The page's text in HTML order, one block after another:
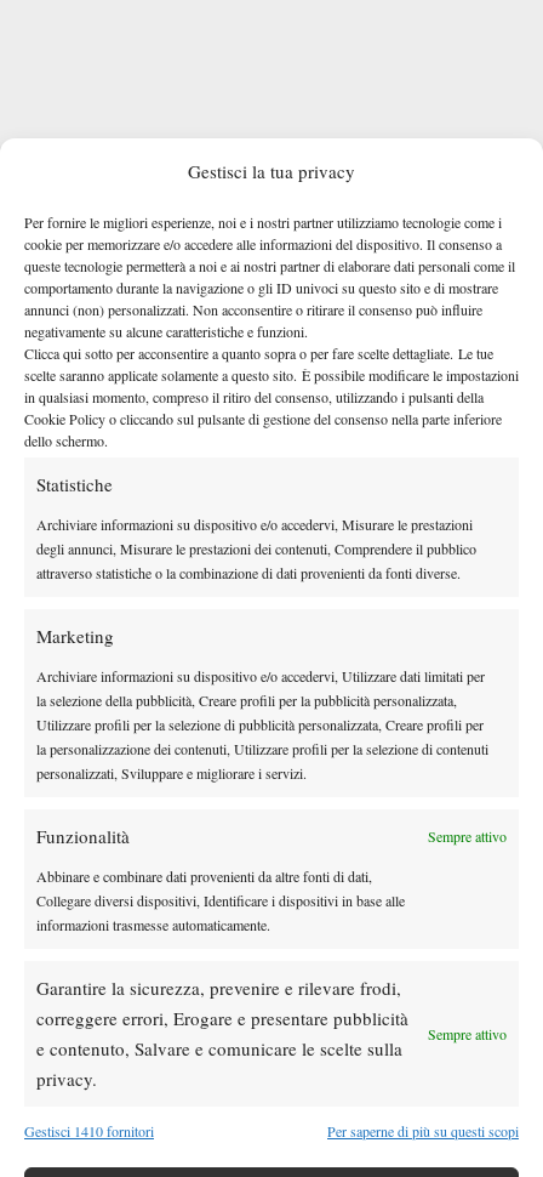
Gestisci la tua privacy
Per fornire le migliori esperienze, noi e i nostri partner utilizziamo tecnologie come i
cookie per memorizzare e/o accedere alle informazioni del dispositivo. Il consenso a
queste tecnologie permetterà a noi e ai nostri partner di elaborare dati personali come il
comportamento durante la navigazione o gli ID univoci su questo sito e di mostrare
annunci (non) personalizzati. Non acconsentire o ritirare il consenso può influire
negativamente su alcune caratteristiche e funzioni.
Clicca qui sotto per acconsentire a quanto sopra o per fare scelte dettagliate. Le tue
scelte saranno applicate solamente a questo sito. È possibile modificare le impostazioni
in qualsiasi momento, compreso il ritiro del consenso, utilizzando i pulsanti della
Cookie Policy o cliccando sul pulsante di gestione del consenso nella parte inferiore
dello schermo.
Statistiche
Archiviare informazioni su dispositivo e/o accedervi, Misurare le prestazioni
degli annunci, Misurare le prestazioni dei contenuti, Comprendere il pubblico
attraverso statistiche o la combinazione di dati provenienti da fonti diverse.
Marketing
Archiviare informazioni su dispositivo e/o accedervi, Utilizzare dati limitati per
la selezione della pubblicità, Creare profili per la pubblicità personalizzata,
Utilizzare profili per la selezione di pubblicità personalizzata, Creare profili per
la personalizzazione dei contenuti, Utilizzare profili per la selezione di contenuti
personalizzati, Sviluppare e migliorare i servizi.
Funzionalità Sempre attivo
Abbinare e combinare dati provenienti da altre fonti di dati,
Collegare diversi dispositivi, Identificare i dispositivi in base alle
informazioni trasmesse automaticamente.
Garantire la sicurezza, prevenire e rilevare frodi,
correggere errori, Erogare e presentare pubblicità
e contenuto, Salvare e comunicare le scelte sulla
privacy.
Sempre attivo
Gestisci 1410 fornitori Per saperne di più su questi scopi
Championships prima di superarlo la settimana successiva. Al
momento,nella classifica live,Jannikguida con 11.850 punti
contro gli 8.160 di Alcaraz, che ha perso i 1.300 punti della
finale di Wimbledon dello scorso anno. L’azzurro potrebbe
essere certo di rimanerenumero uno del mondo anche dopo
degliUS Open nel caso incui, da qui all’ultimo Slam dell’anno,
guadagni 780 punti inpiù diAlexander Zverev.
giocherà lo US Open, forse non lo vedremo
più nel 2026”
Atp News
Masters 1000 Montreal 2026, Musetti: “Mi
Atp News
Effetto Montreal: forfait e sorprese
Dalle porte dell’eliminazione alla gloria: